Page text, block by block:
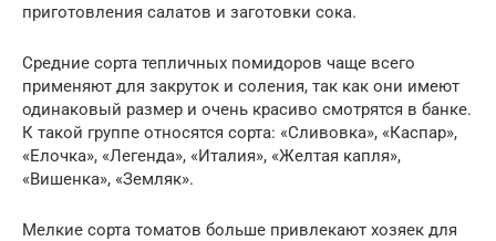
приготовления салатов и заготовки сока.
Средние сорта тепличных помидоров чаще всего
применяют для закруток и соления, так как они имеют
одинаковый размер и очень красиво смотрятся в банке.
К такой группе относятся сорта: «Сливовка», «Каспар»,
«Елочка», «Легенда», «Италия», «Желтая капля»,
«Вишенка», «Земляк».
Мелкие сорта томатов больше привлекают хозяек для